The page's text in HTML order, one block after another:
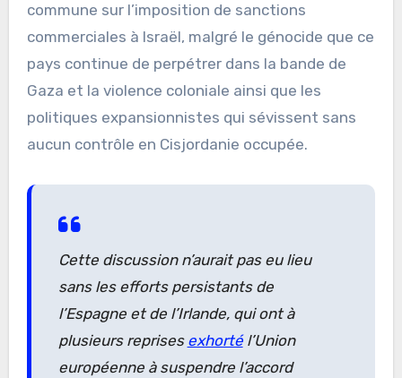
commune sur l’imposition de sanctions
commerciales à Israël, malgré le génocide que ce
pays continue de perpétrer dans la bande de
Gaza et la violence coloniale ainsi que les
politiques expansionnistes qui sévissent sans
aucun contrôle en Cisjordanie occupée.
Cette discussion n’aurait pas eu lieu
sans les efforts persistants de
l’Espagne et de l’Irlande, qui ont à
plusieurs reprises exhortél’Union
européenne à suspendre l’accord